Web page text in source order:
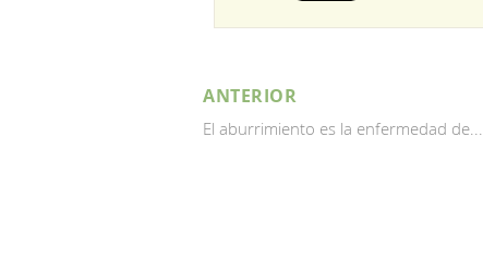
ANTERIOR
El aburrimiento es la enfermedad de...